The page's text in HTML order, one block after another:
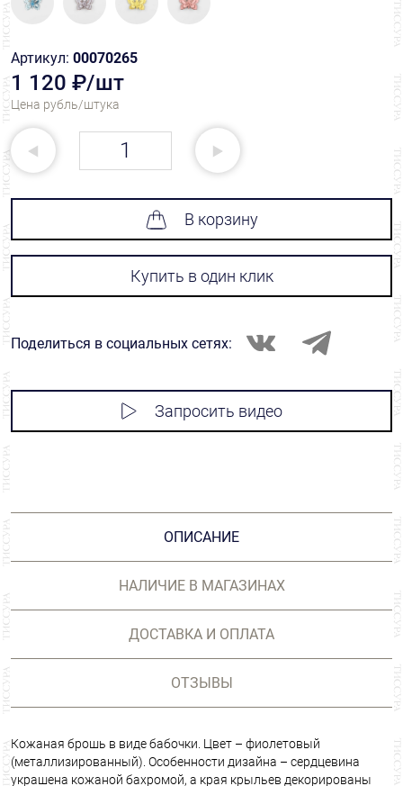
Артикул: 00070265
1 120 ₽/шт
Цена рубль/штука
В корзину
Купить в один клик
Поделиться в социальных сетях:
Запросить видео
ОПИСАНИЕ
НАЛИЧИЕ В МАГАЗИНАХ
ДОСТАВКА И ОПЛАТА
ОТЗЫВЫ
Кожаная брошь в виде бабочки. Цвет – фиолетовый
(металлизированный). Особенности дизайна – сердцевина
украшена кожаной бахромой, а края крыльев декорированы